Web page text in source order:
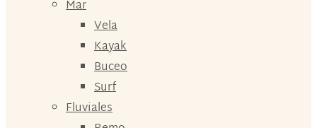
Mar
Vela
Kayak
Buceo
Surf
Fluviales